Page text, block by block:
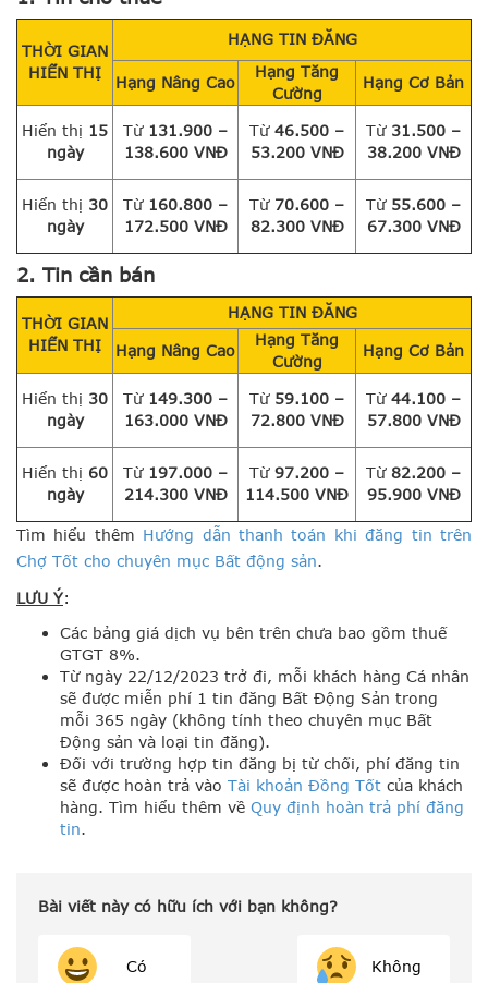
THỜI GIAN
HIỂN THỊ
HẠNG TIN ĐĂNG
Hạng Nâng Cao
Hạng Tăng
Cường
Hạng Cơ Bản
Hiển thị 15
ngày
Từ 131.900 –
138.600 VNĐ
Từ 46.500 –
53.200 VNĐ
Từ 31.500 –
38.200 VNĐ
Hiển thị 30
ngày
Từ 160.800 –
172.500 VNĐ
Từ 70.600 –
82.300 VNĐ
Từ 55.600 –
67.300 VNĐ
2. Tin cần bán
THỜI GIAN
HIỂN THỊ
HẠNG TIN ĐĂNG
Hạng Nâng Cao
Hạng Tăng
Cường
Hạng Cơ Bản
Hiển thị 30
ngày
Từ 149.300 –
163.000 VNĐ
Từ 59.100 –
72.800 VNĐ
Từ 44.100 –
57.800 VNĐ
Hiển thị 60
ngày
Từ 197.000 –
214.300 VNĐ
Từ 97.200 –
114.500 VNĐ
Từ 82.200 –
95.900 VNĐ
Tìm hiểu thêm Hướng dẫn thanh toán khi đăng tin trên
Chợ Tốt cho chuyên mục Bất động sản.
LƯU Ý:
Các bảng giá dịch vụ bên trên chưa bao gồm thuế
GTGT 8%.
Từ ngày 22/12/2023 trở đi, mỗi khách hàng Cá nhân
sẽ được miễn phí 1 tin đăng Bất Động Sản trong
mỗi 365 ngày (không tính theo chuyên mục Bất
Động sản và loại tin đăng).
Đối với trường hợp tin đăng bị từ chối, phí đăng tin
sẽ được hoàn trả vào Tài khoản Đồng Tốt của khách
hàng. Tìm hiểu thêm về Quy định hoàn trả phí đăng
tin.
Bài viết này có hữu ích với bạn không?
Có Không